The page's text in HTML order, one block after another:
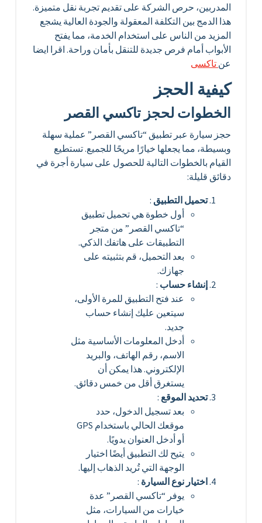
المدربين، حرص الشركة على تقديم تجربة نقل متميزة.
هذا الدمج بين التكلفة المعقولة والجودة العالية يشجع
المزيد من الناس على استخدام الخدمة، مما يفتح
الأبواب أمام فرص جديدة للتنقل بأمان وراحة. اقرا ايضا
عنتاكسى
كيفية الحجز
الخطوات لحجز تاكسي القصر
حجز سيارة عبر تطبيق “تاكسي القصر” عملية سهلة
وبسيطة، مما يجعلها خيارًا مريحًا للجميع. تستطيع
القيام بالخطوات التالية للحصول على سيارة أجرة في
دقائق قليلة:
تحميل التطبيق:
أول خطوة هي تحميل تطبيق
“تاكسي القصر” من متجر
التطبيقات على هاتفك الذكي.
بعد التحميل، قم بتثبيته على
جهازك.
إنشاء حساب:
عند فتح التطبيق للمرة الأولى،
سيتعين عليك إنشاء حساب
جديد.
أدخل المعلومات الأساسية مثل
الاسم، رقم الهاتف، والبريد
الإلكتروني. هذا يمكن أن
يستغرق أقل من خمس دقائق.
تحديد الموقع:
بعد تسجيل الدخول، حدد
موقعك الحالي باستخدام GPS
أو أدخل العنوان يدويًا.
يتيح لك التطبيق أيضًا اختيار
الوجهة التي تُريد الذهاب إليها.
اختيار نوع السيارة :
يوفر “تاكسي القصر” عدة
خيارات من السيارات، مثل